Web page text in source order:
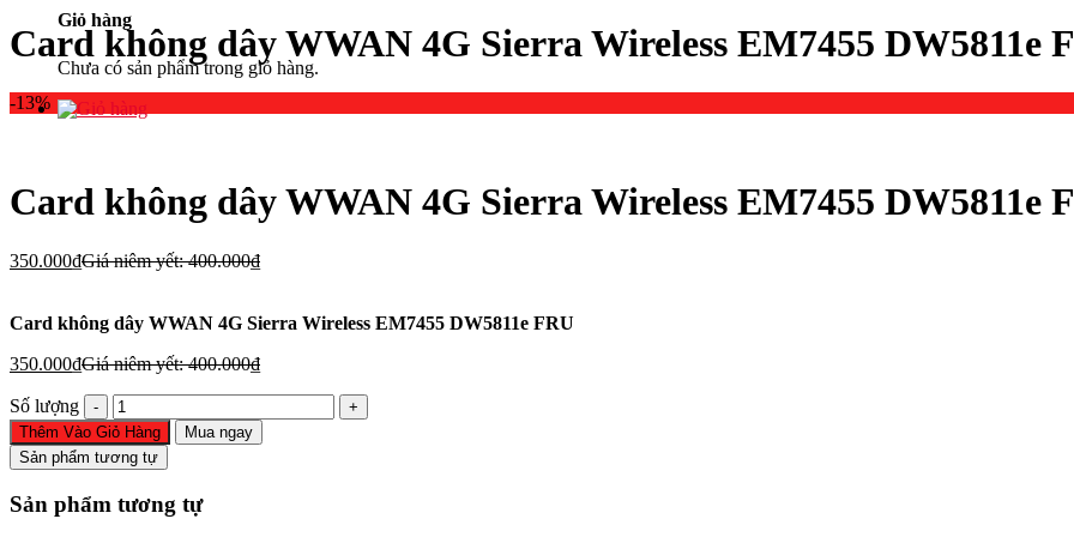
Giỏ hàng
Chưa có sản phẩm trong giỏ hàng.
Card không dây WWAN 4G Sierra Wireless EM7455 DW5811e
-13%
Card không dây WWAN 4G Sierra Wireless EM7455 DW5811e
350.000₫Giá niêm yết:400.000₫
Card không dây WWAN 4G Sierra Wireless EM7455 DW5811e FRU
350.000₫Giá niêm yết:400.000₫
Số lượng
Card
không
dây
WWAN
Sierra
Thêm Vào Giỏ Hàng
Mua ngay
Sản phẩm tương tự
Sản phẩm tương tự